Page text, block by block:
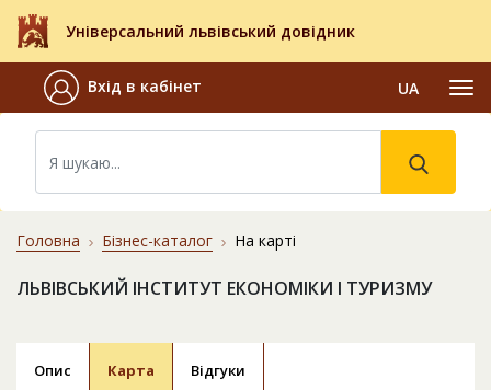
Універсальний львівський довідник
Вхід в кабінет UA
Головна Бізнес-каталог На карті
ЛЬВІВСЬКИЙ ІНСТИТУТ ЕКОНОМІКИ І ТУРИЗМУ
Опис Карта Відгуки